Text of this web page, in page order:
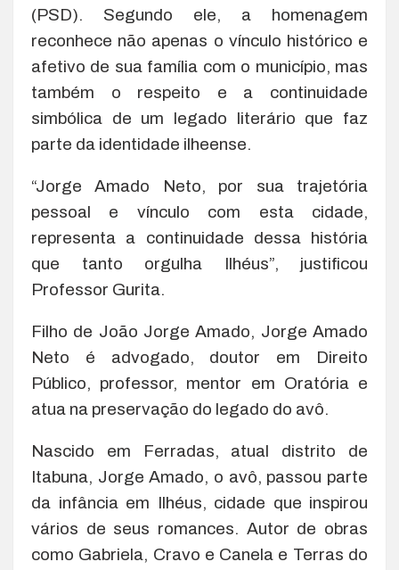
(PSD). Segundo ele, a homenagem
reconhece não apenas o vínculo histórico e
afetivo de sua família com o município, mas
também o respeito e a continuidade
simbólica de um legado literário que faz
parte da identidade ilheense.
“Jorge Amado Neto, por sua trajetória
pessoal e vínculo com esta cidade,
representa a continuidade dessa história
que tanto orgulha Ilhéus”, justificou
Professor Gurita.
Filho de João Jorge Amado, Jorge Amado
Neto é advogado, doutor em Direito
Público, professor, mentor em Oratória e
atua na preservação do legado do avô.
Nascido em Ferradas, atual distrito de
Itabuna, Jorge Amado, o avô, passou parte
da infância em Ilhéus, cidade que inspirou
vários de seus romances. Autor de obras
como Gabriela, Cravo e Canela e Terras do